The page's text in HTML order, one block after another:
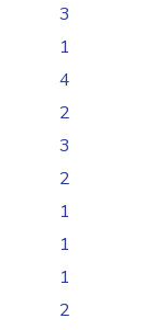
3
1
4
2
3
2
1
1
1
2